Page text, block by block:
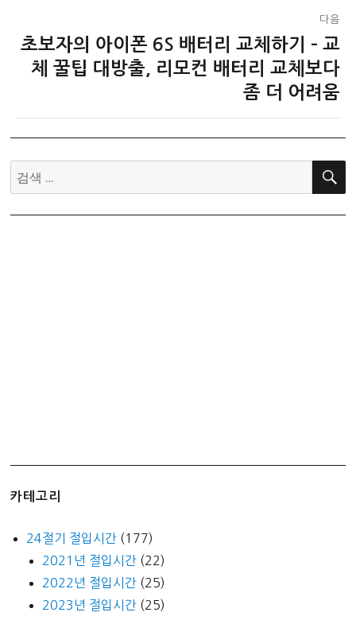
다음
다
초보자의 아이폰 6S 배터리 교체하기 – 교
체 꿀팁 대방출, 리모컨 배터리 교체보다
좀 더 어려움
검
색:
검
카테고리
24절기 절입시간 (177)
2021년 절입시간 (22)
2022년 절입시간 (25)
2023년 절입시간 (25)